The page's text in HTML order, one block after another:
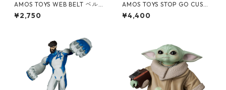
AMOS TOYS WEB BELT ベル
ト エイモス キングケン
¥2,750
AMOS TOYS STOP GO CUSHI
ON クッション エイモス
¥4,400